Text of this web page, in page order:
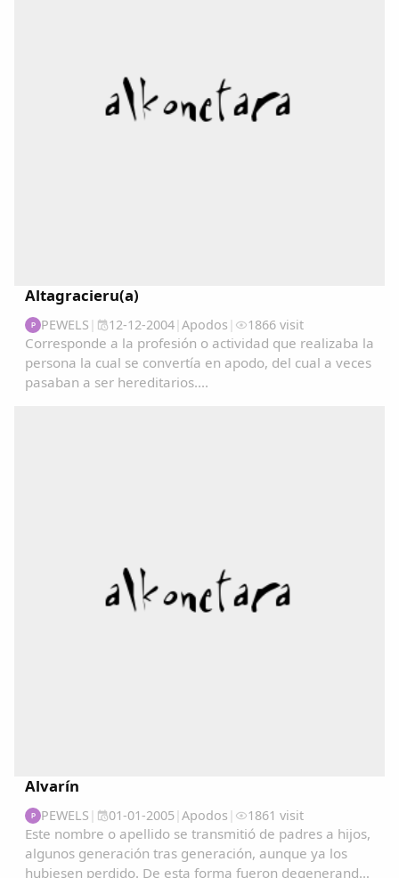
Altagracieru(a)
P PEWELS | 12-12-2004| Apodos | 1866 visit
Corresponde a la profesión o actividad que realizaba la
persona la cual se convertía en apodo, del cual a veces
pasaban a ser hereditarios....
Alvarín
P PEWELS | 01-01-2005| Apodos | 1861 visit
Este nombre o apellido se transmitió de padres a hijos,
algunos generación tras generación, aunque ya los
hubiesen perdido. De esta forma fueron degenerando